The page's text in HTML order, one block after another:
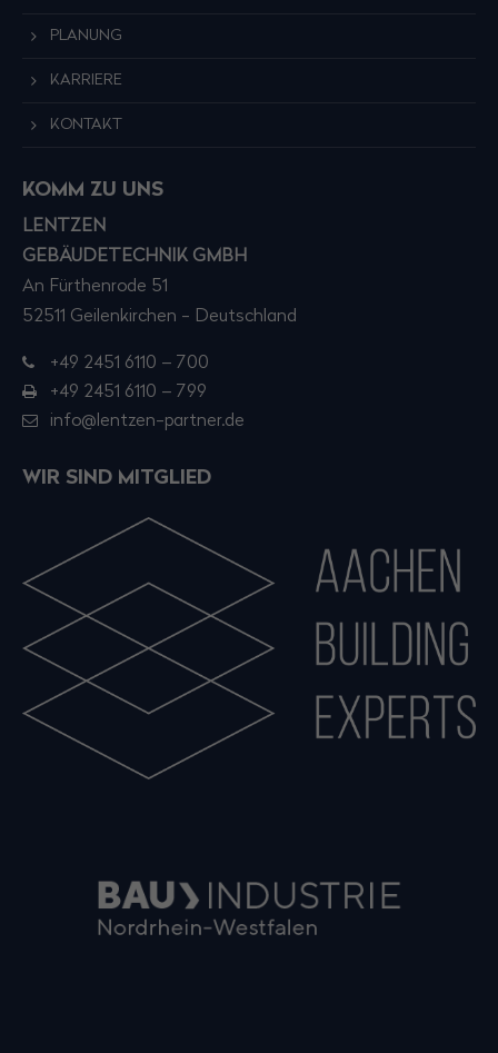
PLANUNG
KARRIERE
KONTAKT
KOMM ZU UNS
LENTZEN
GEBÄUDETECHNIK GMBH
An Fürthenrode 51
52511 Geilenkirchen - Deutschland
+49 2451 6110 – 700
+49 2451 6110 – 799
info@lentzen-partner.de
WIR SIND MITGLIED